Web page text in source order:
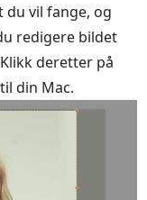
du vil fange, og
redigere bildet
deretter på
din Mac.